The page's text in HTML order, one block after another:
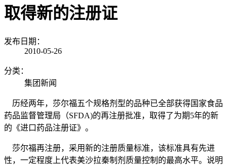
取得新的注册证
发布日期：
2010-05-26
分类：
集团新闻
历经两年，莎尔福五个规格剂型的品种已全部获得国家食品
药品监督管理局（SFDA)的再注册批准，取得了为期5年的新
的《进口药品注册证》。
莎尔福再注册，采用新的注册质量标准，该标准具有先进
性，一定程度上代表美沙拉秦制剂质量控制的最高水平。说明